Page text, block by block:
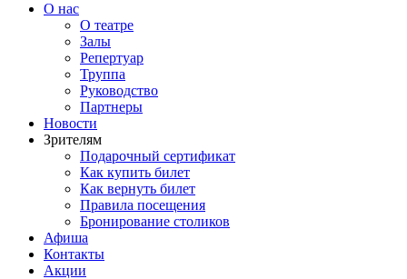
О нас
О театре
Залы
Репертуар
Труппа
Руководство
Партнеры
Новости
Зрителям
Подарочный сертификат
Как купить билет
Как вернуть билет
Правила посещения
Бронирование столиков
Афиша
Контакты
Акции